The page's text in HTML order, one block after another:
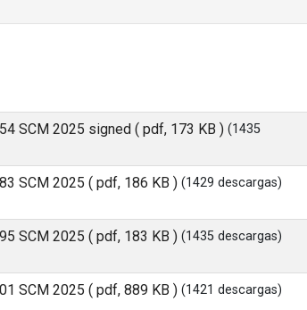
SCM 2025 signed ( pdf, 173 KB ) (1435
SCM 2025 ( pdf, 186 KB ) (1429 descargas)
SCM 2025 ( pdf, 183 KB ) (1435 descargas)
SCM 2025 ( pdf, 889 KB ) (1421 descargas)